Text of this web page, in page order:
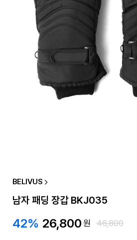
BELIVUS
남자 패딩 장갑 BKJ035
42% 26,800원 46,800